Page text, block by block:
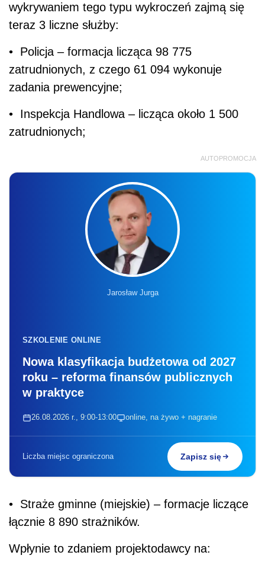
wykrywaniem tego typu wykroczeń zajmą się
teraz 3 liczne służby:
• Policja – formacja licząca 98 775
zatrudnionych, z czego 61 094 wykonuje
zadania prewencyjne;
• Inspekcja Handlowa – licząca około 1 500
zatrudnionych;
AUTOPROMOCJA
Jarosław Jurga
SZKOLENIE ONLINE
Nowa klasyfikacja budżetowa od 2027
roku – reforma finansów publicznych
w praktyce
26.08.2026 r., 9:00-13:00 online, na żywo + nagranie
Liczba miejsc ograniczona Zapisz się
• Straże gminne (miejskie) – formacje liczące
łącznie 8 890 strażników.
Wpłynie to zdaniem projektodawcy na: